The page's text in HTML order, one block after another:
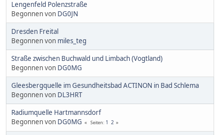
Lengenfeld Polenzstraße
Begonnen von DG0JN
Dresden Freital
Begonnen von miles_teg
Straße zwischen Buchwald und Limbach (Vogtland)
Begonnen von DG0MG
Gleesbergquelle im Gesundheitsbad ACTINON in Bad Schlema
Begonnen von DL3HRT
Radiumquelle Hartmannsdorf
Begonnen von DG0MG Seiten 1 2